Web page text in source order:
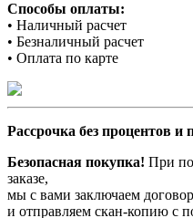
Способы оплаты:
• Наличный расчет
• Безналичный расчет
• Оплата по карте
Рассрочка без процентов и
Безопасная покупка! При
заказе,
мы с вами заключаем договор
и отправляем скан-копию с